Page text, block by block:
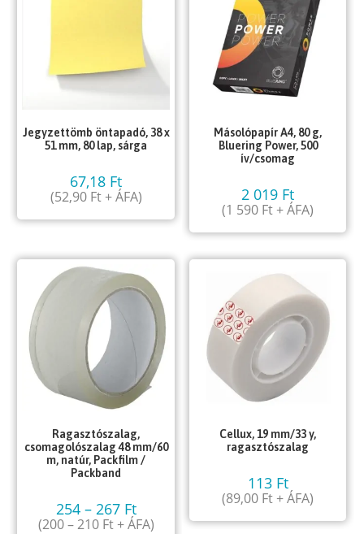
Jegyzettömb öntapadó, 38 x
51 mm, 80 lap, sárga
67,18 Ft
(52,90 Ft+ ÁFA)
Másolópapír A4, 80 g,
Bluering Power, 500
ív/csomag
2 019 Ft
(1 590 Ft+ ÁFA)
Ragasztószalag,
csomagolószalag 48 mm/60
m, natúr, Packfilm /
Packband
254 – 267 Ft
(200–210 Ft+ ÁFA)
Cellux, 19 mm/33 y,
ragasztószalag
113 Ft
(89,00 Ft+ ÁFA)